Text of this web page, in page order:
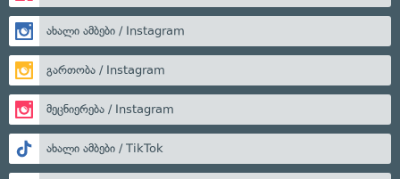
ახალი ამბები / Instagram
გართობა / Instagram
მეცნიერება / Instagram
ახალი ამბები / TikTok